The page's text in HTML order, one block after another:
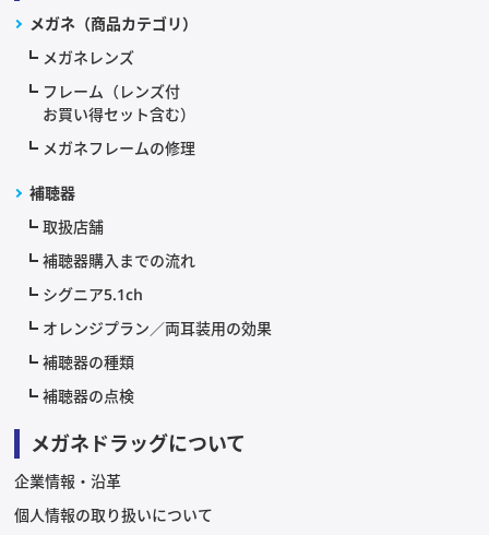
メガネ（商品カテゴリ）
メガネレンズ
フレーム（レンズ付
お買い得セット含む）
メガネフレームの修理
補聴器
取扱店舗
補聴器購入までの流れ
シグニア5.1ch
オレンジプラン／両耳装用の効果
補聴器の種類
補聴器の点検
メガネドラッグについて
企業情報・沿革
個人情報の取り扱いについて